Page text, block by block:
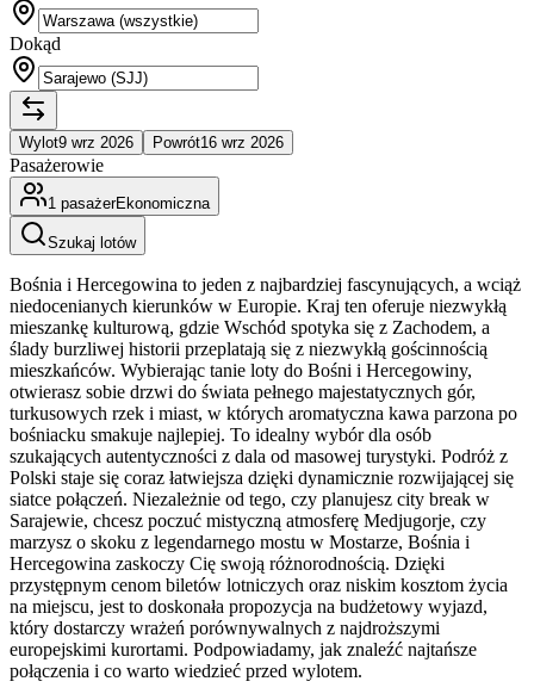
Dokąd
Wylot9 wrz 2026 Powrót16 wrz 2026
Pasażerowie
1 pasażerEkonomiczna
Szukaj lotów
Bośnia i Hercegowina to jeden z najbardziej fascynujących, a wciąż
niedocenianych kierunków w Europie. Kraj ten oferuje niezwykłą
mieszankę kulturową, gdzie Wschód spotyka się z Zachodem, a
ślady burzliwej historii przeplatają się z niezwykłą gościnnością
mieszkańców. Wybierając tanie loty do Bośni i Hercegowiny,
otwierasz sobie drzwi do świata pełnego majestatycznych gór,
turkusowych rzek i miast, w których aromatyczna kawa parzona po
bośniacku smakuje najlepiej. To idealny wybór dla osób
szukających autentyczności z dala od masowej turystyki. Podróż z
Polski staje się coraz łatwiejsza dzięki dynamicznie rozwijającej się
siatce połączeń. Niezależnie od tego, czy planujesz city break w
Sarajewie, chcesz poczuć mistyczną atmosferę Medjugorje, czy
marzysz o skoku z legendarnego mostu w Mostarze, Bośnia i
Hercegowina zaskoczy Cię swoją różnorodnością. Dzięki
przystępnym cenom biletów lotniczych oraz niskim kosztom życia
na miejscu, jest to doskonała propozycja na budżetowy wyjazd,
który dostarczy wrażeń porównywalnych z najdroższymi
europejskimi kurortami. Podpowiadamy, jak znaleźć najtańsze
połączenia i co warto wiedzieć przed wylotem.